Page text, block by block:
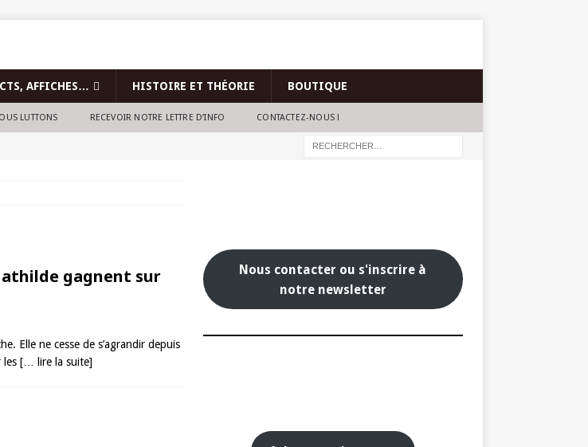
AFFICHES… HISTOIRE ET THÉORIE BOUTIQUE
LUTTONS RECEVOIR NOTRE LETTRE D’INFO CONTACTEZ-NOUS !
gagnent sur
Elle ne cesse de s’agrandir depuis
les [… lire la suite]
Nous contacter ou s'inscrire à
notre newsletter